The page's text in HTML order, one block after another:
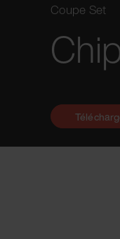
Coupe Set